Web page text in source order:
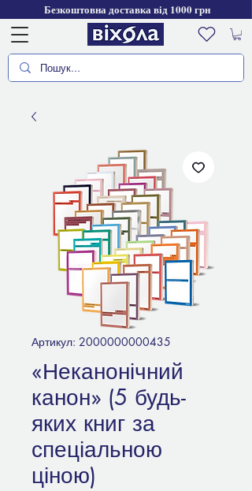
Безкоштовна доставка від 1000 грн
Артикул: 2000000000435
«Неканонічний
канон» (5 будь-
яких книг за
спеціальною
ціною)